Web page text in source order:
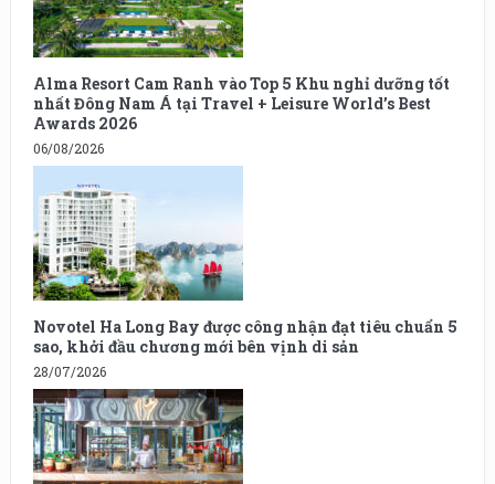
Alma Resort Cam Ranh vào Top 5 Khu nghỉ dưỡng tốt
nhất Đông Nam Á tại Travel + Leisure World’s Best
Awards 2026
06/08/2026
Novotel Ha Long Bay được công nhận đạt tiêu chuẩn 5
sao, khởi đầu chương mới bên vịnh di sản
28/07/2026